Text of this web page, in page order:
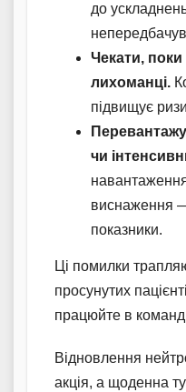
до
Чекати,
лихоманці.
підвищує
чи
виснаження
показники.
Ці помилки
просунутих
працюйте в
Відновлення
акція, а щоденна